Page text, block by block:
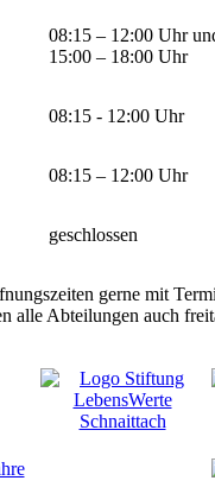
08:15 – 12:00 Uhr
15:00 – 18:00 Uhr
08:15 - 12:00 Uhr
08:15 – 12:00 Uhr
geschlossen
gerne mit
alle Abteilungen auch